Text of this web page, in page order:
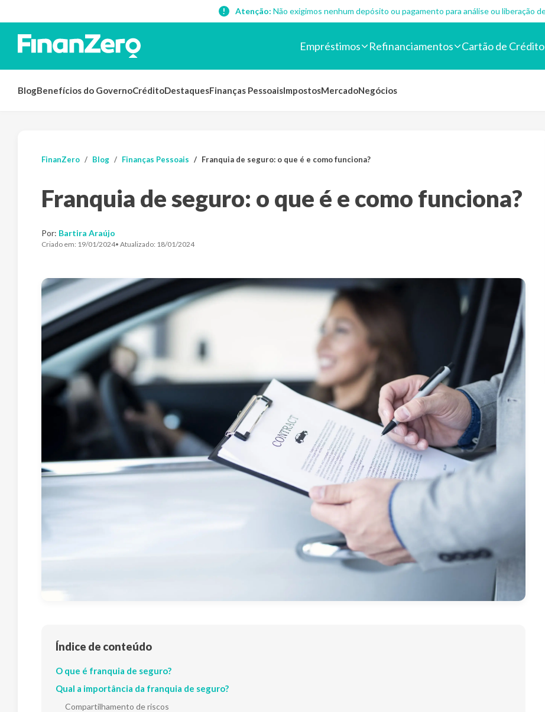
Atenção: Não exigimos nenhum depósito ou pagamento para análise ou liberação
Empréstimos Refinanciamentos Cartão de Crédito
BlogBenefícios do GovernoCréditoDestaquesFinanças PessoaisImpostosMercadoNegócios
FinanZero Blog Finanças Pessoais Franquia de seguro: o que é e como funciona?
Franquia de seguro: o que é e como funciona?
Por: Bartira Araújo
Criado em: 19/01/2024• Atualizado: 18/01/2024
Índice de conteúdo
O que é franquia de seguro?
Qual a importância da franquia de seguro?
Compartilhamento de riscos